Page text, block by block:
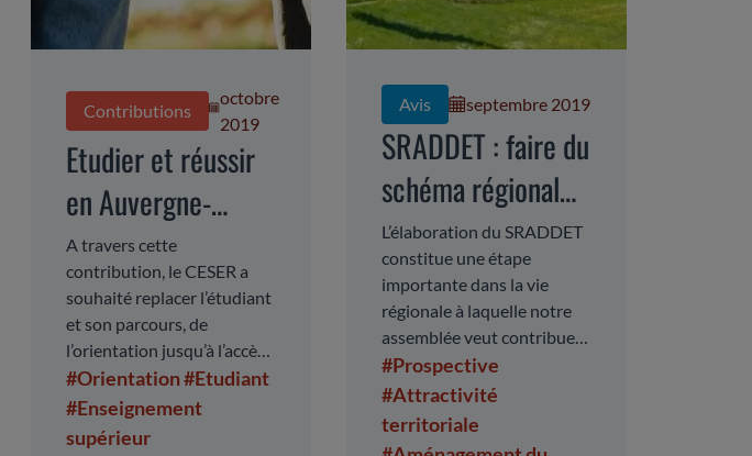
Contributions
octobre
2019
Etudier et réussir
en Auvergne-
Rhône-Alpes
A travers cette
contribution, le CESER a
souhaité replacer l’étudiant
et son parcours, de
l’orientation jusqu’à l’accès
à l’emploi, au centre de ses
réflexions. Dans une région
disposant d’une offre de
#Orientation#Etudiant
#Enseignement
supérieur
Avis septembre 2019
SRADDET : faire du
schéma régional
une vision d'avenir
L’élaboration du SRADDET
constitue une étape
importante dans la vie
régionale à laquelle notre
assemblée veut contribuer
activement, notamment
dans la préparation de
l’enquête publique prévue
en septembre 2019.
#Prospective
#Attractivité
territoriale